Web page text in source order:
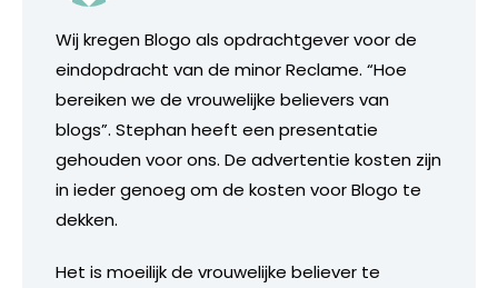
Wij kregen Blogo als opdrachtgever voor de
eindopdracht van de minor Reclame. “Hoe
bereiken we de vrouwelijke believers van
blogs”. Stephan heeft een presentatie
gehouden voor ons. De advertentie kosten zijn
in ieder genoeg om de kosten voor Blogo te
dekken.
Het is moeilijk de vrouwelijke believer te